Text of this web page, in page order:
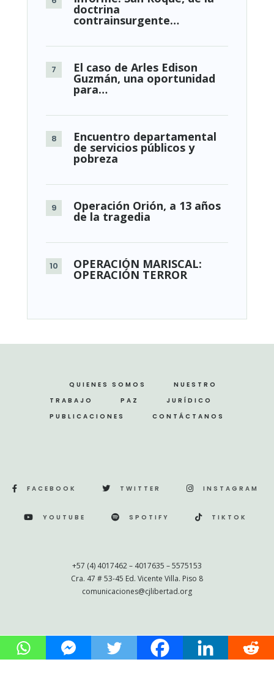
doctrina
contrainsurgente…
El caso de Arles Edison
Guzmán, una oportunidad
para…
Encuentro departamental
de servicios públicos y
pobreza
Operación Orión, a 13 años
de la tragedia
OPERACIÓN MARISCAL:
OPERACIÓN TERROR
QUIENES SOMOS
NUESTRO
TRABAJO
PAZ
JURÍDICO
PUBLICACIONES
CONTÁCTANOS
FACEBOOK TWITTER INSTAGRAM
YOUTUBE SPOTIFY TIKTOK
+57 (4) 4017462 – 4017635 – 5575153
Cra. 47 # 53-45 Ed. Vicente Villa. Piso 8
comunicaciones@cjlibertad.org